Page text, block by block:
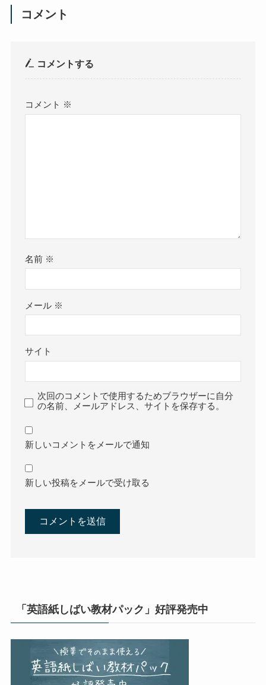
コメント
コメントする
コメント ※
名前 ※
メール ※
サイト
次回のコメントで使用するためブラウザーに自分
の名前、メールアドレス、サイトを保存する。
新しいコメントをメールで通知
新しい投稿をメールで受け取る
「英語紙しばい教材パック」好評発売中